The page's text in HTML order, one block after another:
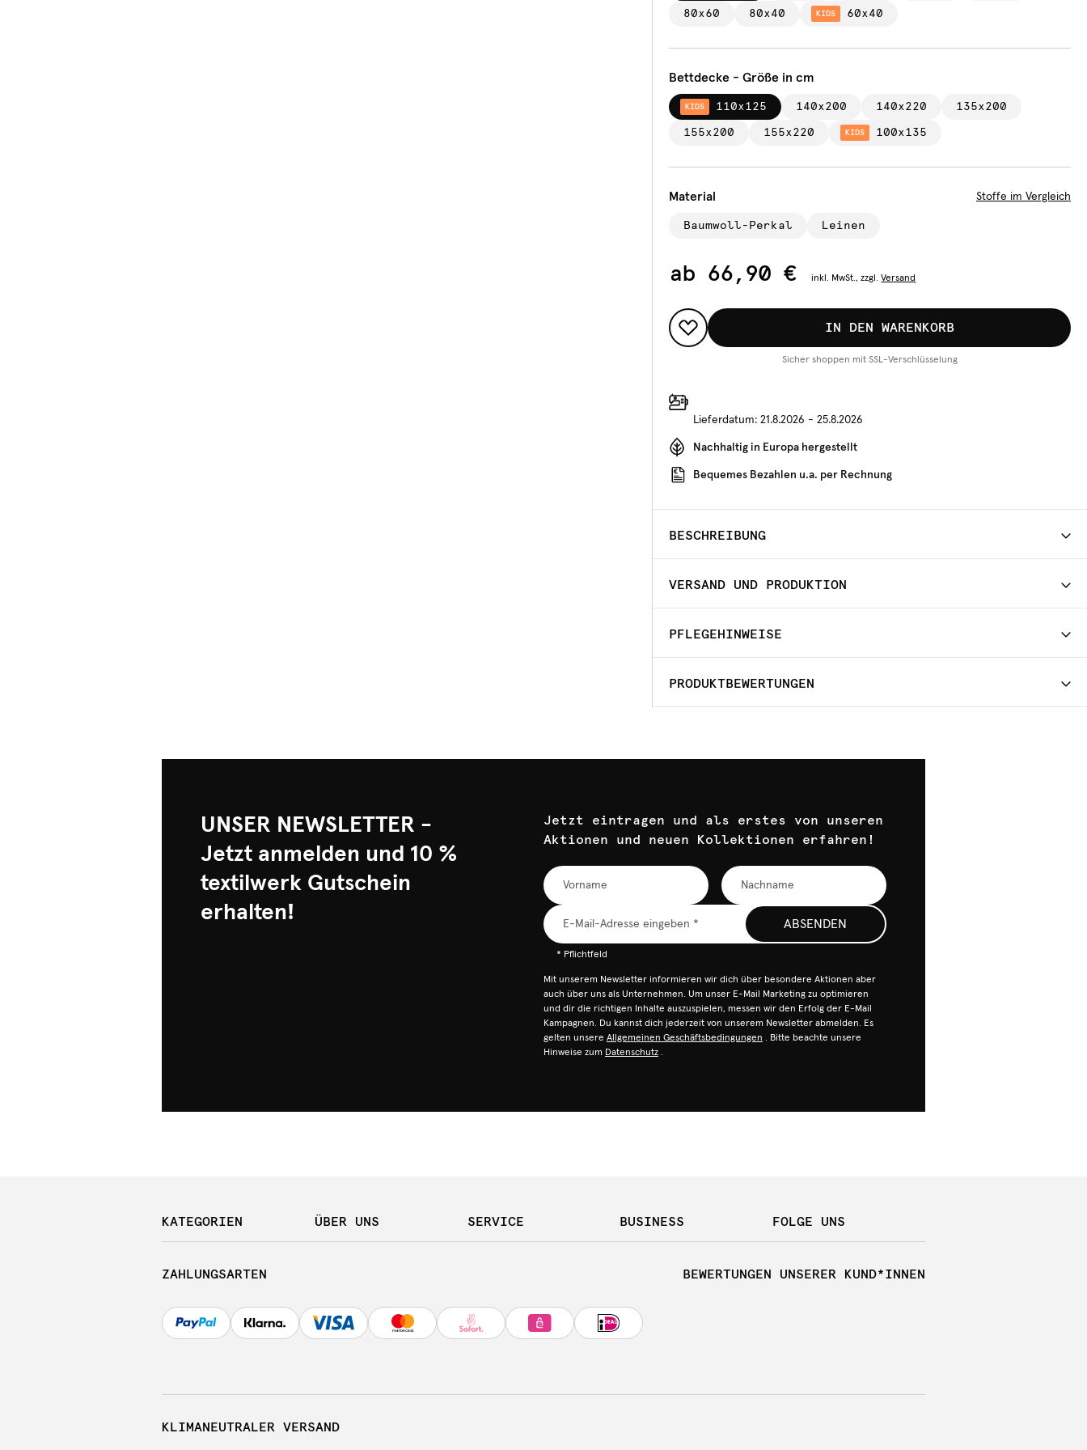
80x60 80x40 KIDS 60x40
Bettdecke - Größe in cm
KIDS 110x125 140x200 140x220 135x200
155x200 155x220 KIDS 100x135
Material Stoffe im Vergleich
Baumwoll-Perkal Leinen
ab 66,90 € inkl. MwSt., zzgl. Versand
IN DEN WARENKORB
Sicher shoppen mit SSL-Verschlüsselung
Lieferdatum: 21.8.2026 - 25.8.2026
Nachhaltig in Europa hergestellt
Bequemes Bezahlen u.a. per Rechnung
BESCHREIBUNG
VERSAND UND PRODUKTION
PFLEGEHINWEISE
PRODUKTBEWERTUNGEN
UNSER NEWSLETTER -
Jetzt anmelden und 10 %
textilwerk Gutschein
erhalten!
Jetzt eintragen und als erstes von unseren
Aktionen und neuen Kollektionen erfahren!
ABSENDEN
* Pflichtfeld
Mit unserem Newsletter informieren wir dich über besondere Aktionen aber
auch über uns als Unternehmen. Um unser E-Mail Marketing zu optimieren
und dir die richtigen Inhalte auszuspielen, messen wir den Erfolg der E-Mail
Kampagnen. Du kannst dich jederzeit von unserem Newsletter abmelden. Es
gelten unsere Allgemeinen Geschäftsbedingungen . Bitte beachte unsere
Hinweise zum Datenschutz .
KATEGORIEN ÜBER UNS SERVICE BUSINESS FOLGE UNS
ZAHLUNGSARTEN BEWERTUNGEN UNSERER KUND*INNEN
KLIMANEUTRALER VERSAND